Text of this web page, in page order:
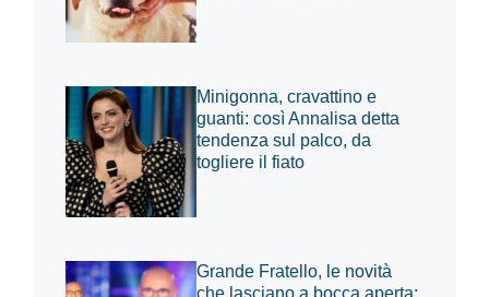
Minigonna, cravattino e
guanti: così Annalisa detta
tendenza sul palco, da
togliere il fiato
Grande Fratello, le novità
che lasciano a bocca aperta: